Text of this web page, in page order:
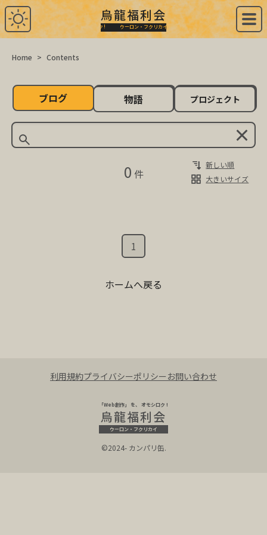
烏龍福利会
「Web創作」 を、 オモシロク ! ウーロン・フクリカイ
by 納屋タカユキ
Home > Contents
ブログ 物語 プロジェクト
0 件
新しい順
大きいサイズ
1
ホームへ戻る
利用規約プライバシーポリシー お問い合わせ
「Web創作」 を、 オモシロク !
烏龍福利会
ウーロン・フクリカイ
©2024- カンパリ缶.